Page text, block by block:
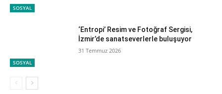
SOSYAL
SOSYAL
‘Entropi’ Resim ve Fotoğraf Sergisi,
İzmir’de sanatseverlerle buluşuyor
31 Temmuz 2026